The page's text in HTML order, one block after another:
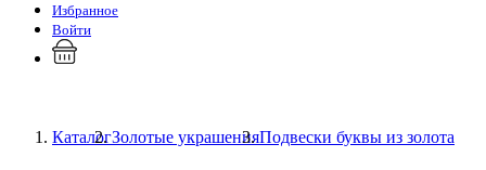
Избранное
Войти
КаталогЗолотые украшенияПодвески буквы из золота